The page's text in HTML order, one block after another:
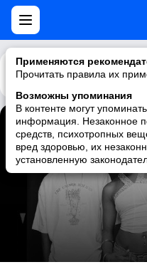
Применяются
Прочитать правила их
Возможны упоминания
В контенте могут
информация. Незаконное
средств, психотропных
вред здоровью, их
установленную
Каталог
Knuck If You Buck
Crime Mob